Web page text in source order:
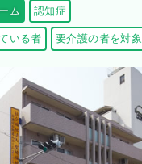
ム 認知症
いる者 要介護の者を対象